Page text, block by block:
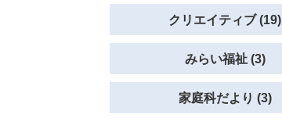
クリエイティブ (19)
みらい福祉 (3)
家庭科だより (3)